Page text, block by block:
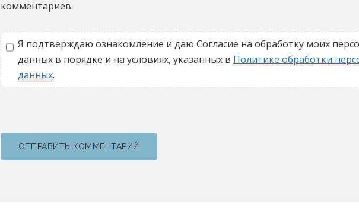
комментариев.
Я подтверждаю ознакомление и даю Согласие на обработку моих
данных в порядке и на условиях, указанных в Политике обработки
данных.